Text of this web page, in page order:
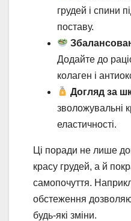
грудей і спини
поставу.
Додайте до
колаген і
Догляд за
зволожувальні
еластичності.
Ці поради не лише
красу грудей, а й
самопочуття.
обстеження
будь-які зміни.